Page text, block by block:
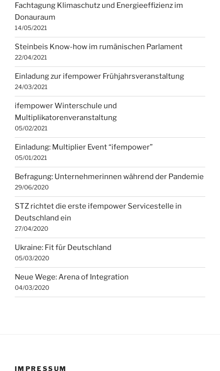
Fachtagung Klimaschutz und Energieeffizienz im
Donauraum
14/05/2021
Steinbeis Know-how im rumänischen Parlament
22/04/2021
Einladung zur ifempower Frühjahrsveranstaltung
24/03/2021
ifempower Winterschule und
Multiplikatorenveranstaltung
05/02/2021
Einladung: Multiplier Event “ifempower”
05/01/2021
Befragung: Unternehmerinnen während der Pandemie
29/06/2020
STZ richtet die erste ifempower Servicestelle in
Deutschland ein
27/04/2020
Ukraine: Fit für Deutschland
05/03/2020
Neue Wege: Arena of Integration
04/03/2020
IMPRESSUM